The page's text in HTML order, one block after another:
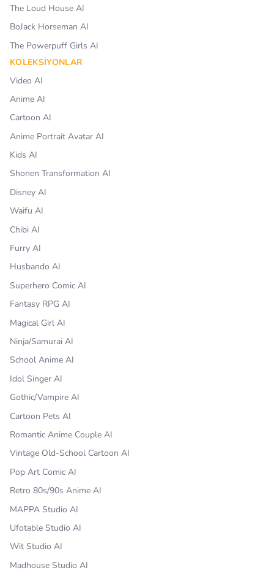
The Loud House AI
BoJack Horseman AI
The Powerpuff Girls AI
KOLEKSIYONLAR
Video AI
Anime AI
Cartoon AI
Anime Portrait Avatar AI
Kids AI
Shonen Transformation AI
Disney AI
Waifu AI
Chibi AI
Furry AI
Husbando AI
Superhero Comic AI
Fantasy RPG AI
Magical Girl AI
Ninja/Samurai AI
School Anime AI
Idol Singer AI
Gothic/Vampire AI
Cartoon Pets AI
Romantic Anime Couple AI
Vintage Old-School Cartoon AI
Pop Art Comic AI
Retro 80s/90s Anime AI
MAPPA Studio AI
Ufotable Studio AI
Wit Studio AI
Madhouse Studio AI